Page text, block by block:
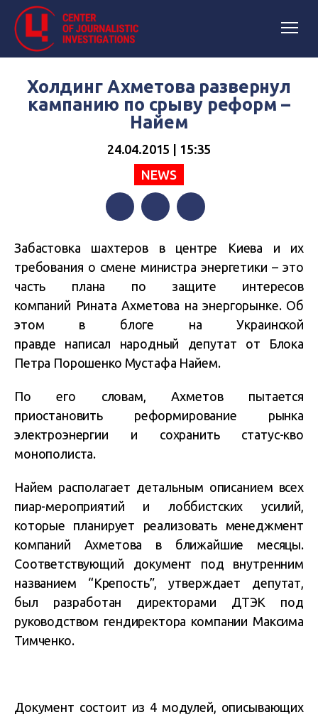
Холдинг Ахметова развернул
кампанию по срыву реформ –
Найем
24.04.2015 | 15:35
NEWS
Забастовка шахтеров в центре Киева и их
требования о смене министра энергетики – это
часть плана по защите интересов
компаний Рината Ахметова на энергорынке. Об
этом в блоге на Украинской
правде написал народный депутат от Блока
Петра Порошенко Мустафа Найем.
По его словам, Ахметов пытается
приостановить реформирование рынка
электроэнергии и сохранить статус-кво
монополиста.
Найем располагает детальным описанием всех
пиар-мероприятий и лоббистских усилий,
которые планирует реализовать менеджмент
компаний Ахметова в ближайшие месяцы.
Соответствующий документ под внутренним
названием “Крепость”, утверждает депутат,
был разработан директорами ДТЭК под
руководством гендиректора компании Максима
Тимченко.
Документ состоит из 4 модулей, описывающих